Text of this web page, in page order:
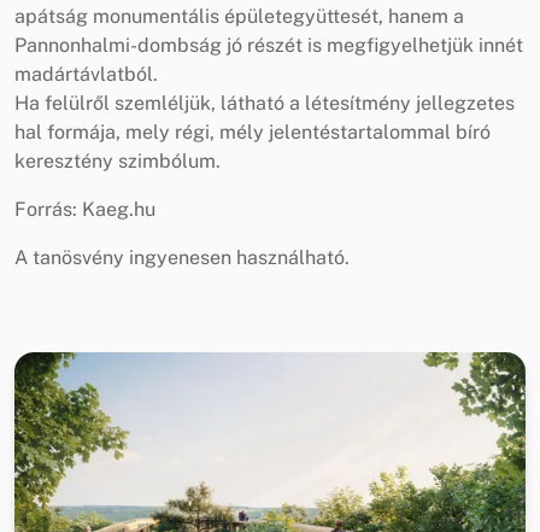
apátság monumentális épületegyüttesét, hanem a
Pannonhalmi-dombság jó részét is megfigyelhetjük innét
madártávlatból.
Ha felülről szemléljük, látható a létesítmény jellegzetes
hal formája, mely régi, mély jelentéstartalommal bíró
keresztény szimbólum.
Forrás: Kaeg.hu
A tanösvény ingyenesen használható.